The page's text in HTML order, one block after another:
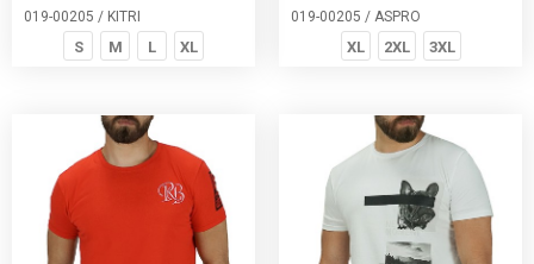
019-00205 / KITRI
S M L XL
019-00205 / ASPRO
XL 2XL 3XL